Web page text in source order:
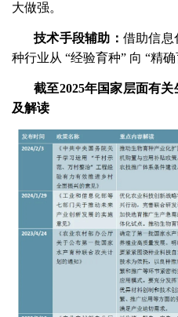
大做强。
技术手段辅助： 借助信息
种行业从 “经验育种” 向 “精确
截至2025年国家层面有
及解读